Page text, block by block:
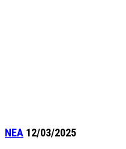
ΝΕΑ 12/03/2025